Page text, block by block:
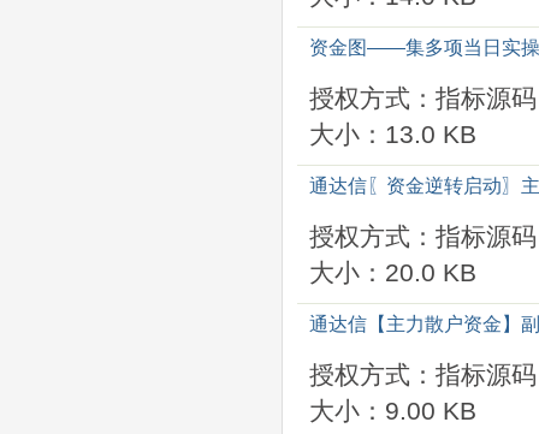
资金图——集多项当日实
授权方式：指标源码
大小：13.0 KB
通达信〖资金逆转启动〗
授权方式：指标源码
大小：20.0 KB
通达信【主力散户资金】
授权方式：指标源码
大小：9.00 KB